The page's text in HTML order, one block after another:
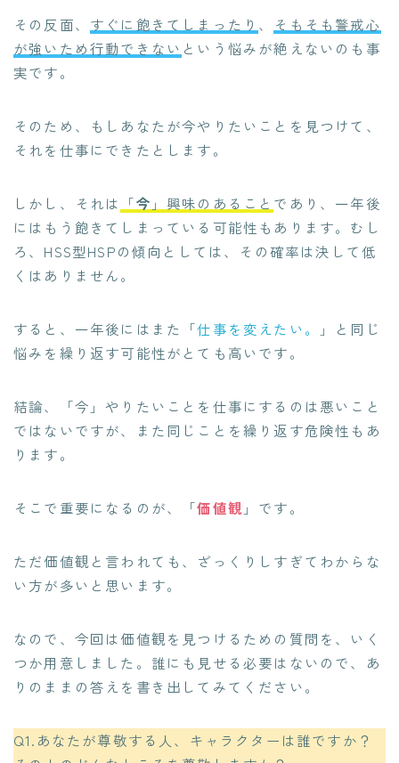
その反面、 すぐに飽きてしまったり 、 そもそも 警戒心
が強いため行動できない という悩みが絶えないのも事
実です。
そのため、もしあなたが今やりたいことを見つけて、
それを仕事にできたとします。
しかし、それは 「今 」興味のあること であり、一年後
にはもう飽きてしまっている可能性もあります。むし
ろ、HSS型HSPの傾向としては、その確率は決して低
くはありません。
すると、一年後にはまた「仕事を変えたい。
」と同じ
悩みを繰り返す可能性がとても高いです。
結論、「今」やりたいことを仕事にするのは悪いこと
ではないですが、また同じことを繰り返す危険性もあ
ります。
そこで重要になるのが、「価値観 」です。
ただ価値観と言われても、ざっくりしすぎてわからな
い方が多いと思います。
なので、今回は価値観を見つけるための質問を、いく
つか用意しました。誰にも見せる必要はないので、あ
りのままの答えを書き出してみてください。
Q1.あなたが尊敬する人、キャラクターは誰ですか？